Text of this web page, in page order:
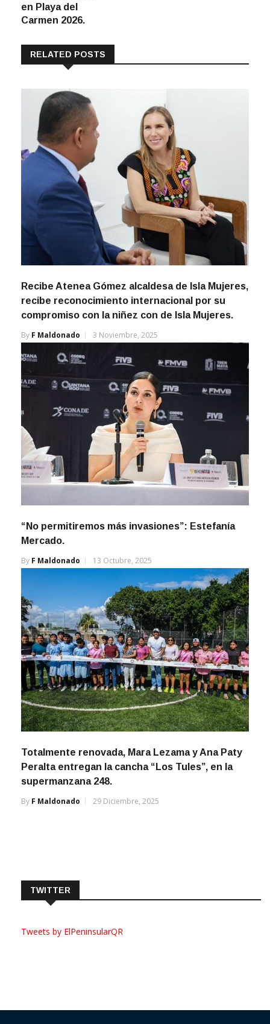
en Playa del
Carmen 2026.
RELATED POSTS
Recibe Atenea Gómez alcaldesa de Isla Mujeres,
recibe reconocimiento internacional por su
compromiso con la niñez con de Isla Mujeres.
By F Maldonado 3 Noviembre, 2025
“No permitiremos más invasiones”: Estefanía
Mercado.
By F Maldonado 13 Octubre, 2025
Totalmente renovada, Mara Lezama y Ana Paty
Peralta entregan la cancha “Los Tules”, en la
supermanzana 248.
By F Maldonado 29 Diciembre, 2025
TWITTER
Tweets by ElPeninsularQR